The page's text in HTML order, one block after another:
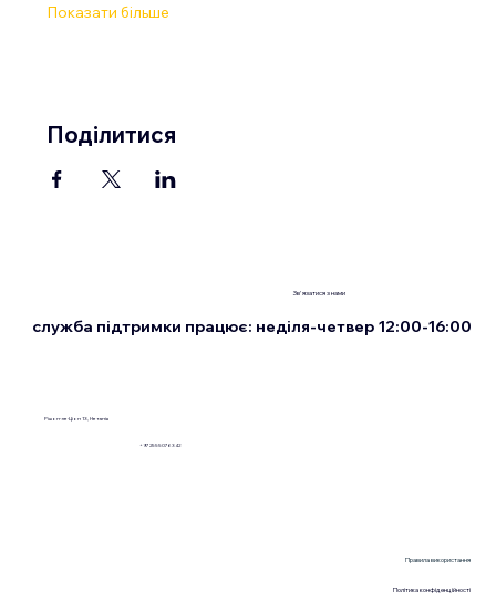
Показати більше
Поділитися
Правила використання
Політика конфіденційності
Рішон-ле-Ціон 13, Нетанія
+972555076342
Зв'язатися з нами
служба підтримки працює: неділя-четвер 12:00-16:00